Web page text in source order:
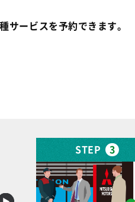
サービスを予約できます。
STEP 3